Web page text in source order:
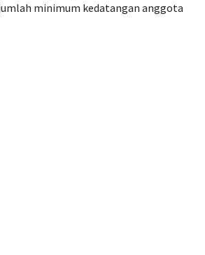
minimum kedatangan anggota